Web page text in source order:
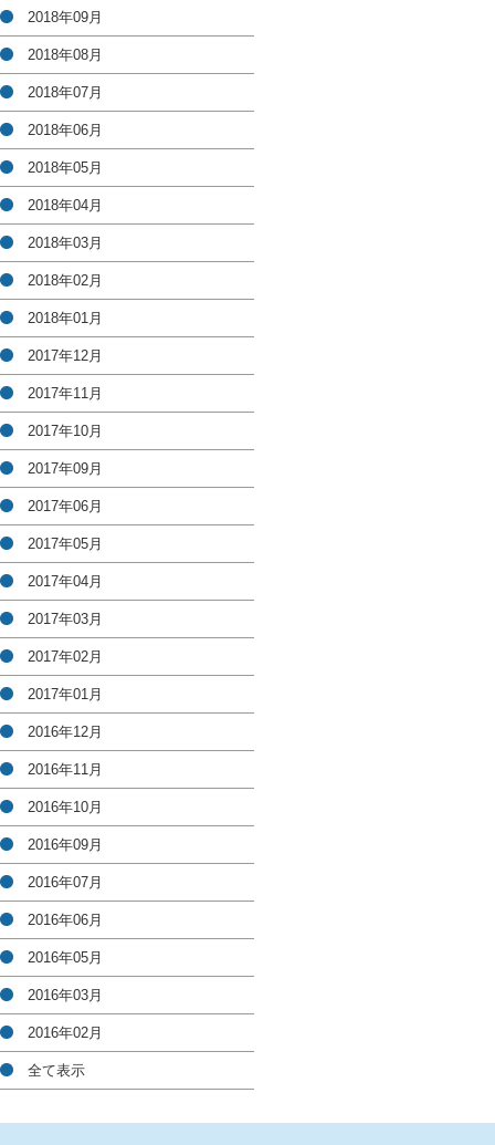
2018年09月
2018年08月
2018年07月
2018年06月
2018年05月
2018年04月
2018年03月
2018年02月
2018年01月
2017年12月
2017年11月
2017年10月
2017年09月
2017年06月
2017年05月
2017年04月
2017年03月
2017年02月
2017年01月
2016年12月
2016年11月
2016年10月
2016年09月
2016年07月
2016年06月
2016年05月
2016年03月
2016年02月
全て表示